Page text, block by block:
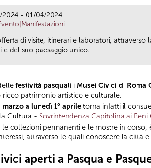
2024 - 01/04/2024
di visite, itinerari e laboratori,
e del suo paesaggio unico.
festività pasquali i Musei Civici di Roma
ricco patrimonio artistico e culturale.
a lunedì 1° aprile torna infatti il
Cultura - Sovrintendenza Capitolina ai Beni
le collezioni permanenti e le mostre in
attraverso le quali conoscere la città
aperti a Pasqua e